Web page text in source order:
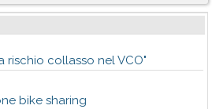
rischio collasso nel VCO"
bike sharing